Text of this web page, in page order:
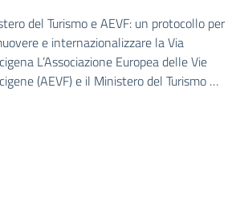
del Turismo e AEVF: un protocollo per
e internazionalizzare la Via
L’Associazione Europea delle Vie
(AEVF) e il Ministero del Turismo …